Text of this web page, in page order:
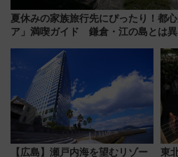
夏休みの家族旅行先にぴったり！都
ア」満喫ガイド 鎌倉・江の島とは
【広島】瀬戸内海を望むリゾー
東